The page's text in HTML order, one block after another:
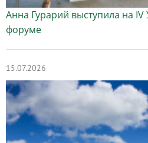
Анна Гурарий выступила на
форуме
15.07.2026